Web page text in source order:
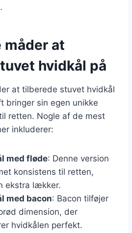
måder at
hvidkål på
at tilberede stuvet hvidkål
bringer sin egen unikke
retten. Nogle af de mest
inkluderer:
med fløde: Denne version
konsistens til retten,
ekstra lækker.
med bacon: Bacon tilføjer
dimension, der
hvidkålen perfekt.